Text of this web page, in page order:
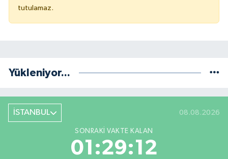
tutulamaz.
Yükleniyor...
İSTANBUL 08.08.2026
SONRAKI VAKTE KALAN
01:29:12